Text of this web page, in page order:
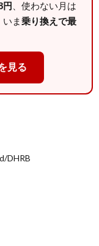
円
、使わない月は
ま乗り換えで最
見る
DHRB